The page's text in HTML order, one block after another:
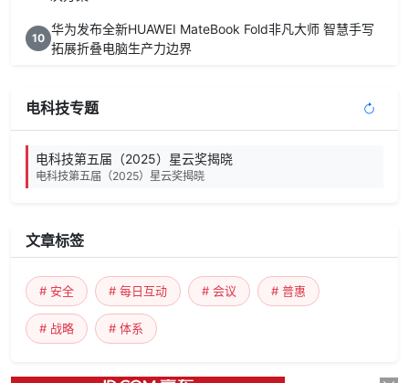
10
华为发布全新HUAWEI MateBook Fold非凡大师 智慧手写
拓展折叠电脑生产力边界
电科技专题
电科技第五届（2025）星云奖揭晓
电科技第五届（2025）星云奖揭晓
文章标签
# 安全 # 每日互动 # 会议 # 普惠
# 战略 # 体系